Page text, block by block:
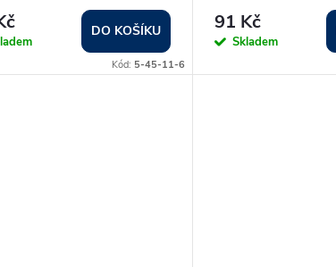
DO KOŠÍKU
Kód: 5-45-11-6
91 Kč
Skladem